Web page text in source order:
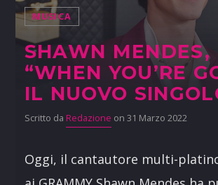
MUSICA
SHAWN MENDES,
“WHEN YOU’RE
IL NUOVO
Scritto da Redazione on 31 Marzo 2022
Oggi, il cantautore multi-